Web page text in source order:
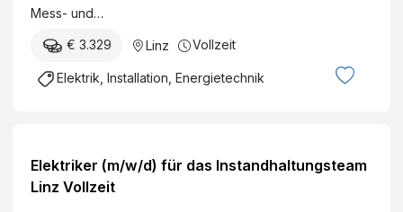
Mess- und…
€ 3.329 Linz Vollzeit
Elektrik, Installation, Energietechnik
Elektriker (m/w/d) für das Instandhaltungsteam
Linz Vollzeit